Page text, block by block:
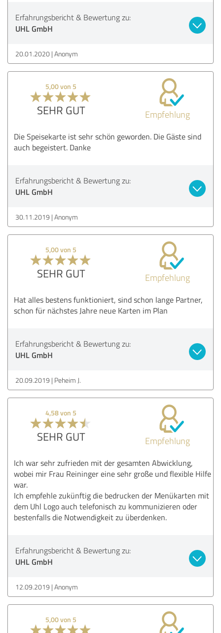
Erfahrungsbericht & Bewertung zu:
UHL GmbH
20.01.2020 Anonym
5,00 von 5
SEHR GUT Empfehlung
Die Speisekarte ist sehr schön geworden. Die Gäste sind
auch begeistert. Danke
Erfahrungsbericht & Bewertung zu:
UHL GmbH
30.11.2019 Anonym
5,00 von 5
SEHR GUT Empfehlung
Hat alles bestens funktioniert, sind schon lange Partner,
schon für nächstes Jahre neue Karten im Plan
Erfahrungsbericht & Bewertung zu:
UHL GmbH
20.09.2019 Peheim J.
4,58 von 5
SEHR GUT Empfehlung
Ich war sehr zufrieden mit der gesamten Abwicklung,
wobei mir Frau Reininger eine sehr große und flexible Hilfe
war.
Ich empfehle zukünftig die bedrucken der Menükarten mit
dem Uhl Logo auch telefonisch zu kommunizieren oder
bestenfalls die Notwendigkeit zu überdenken.
Erfahrungsbericht & Bewertung zu:
UHL GmbH
12.09.2019 Anonym
5,00 von 5